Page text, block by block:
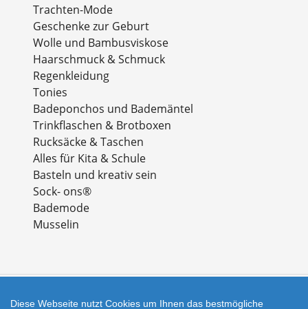
Trachten-Mode
Geschenke zur Geburt
Wolle und Bambusviskose
Haarschmuck & Schmuck
Regenkleidung
Tonies
Badeponchos und Bademäntel
Trinkflaschen & Brotboxen
Rucksäcke & Taschen
Alles für Kita & Schule
Basteln und kreativ sein
Sock- ons®
Bademode
Musselin
Diese Webseite nutzt Cookies um Ihnen das bestmögliche